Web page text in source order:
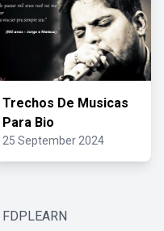
Trechos De Musicas
Para Bio
25 September 2024
FDPLEARN